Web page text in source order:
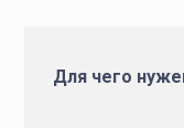
Для чего